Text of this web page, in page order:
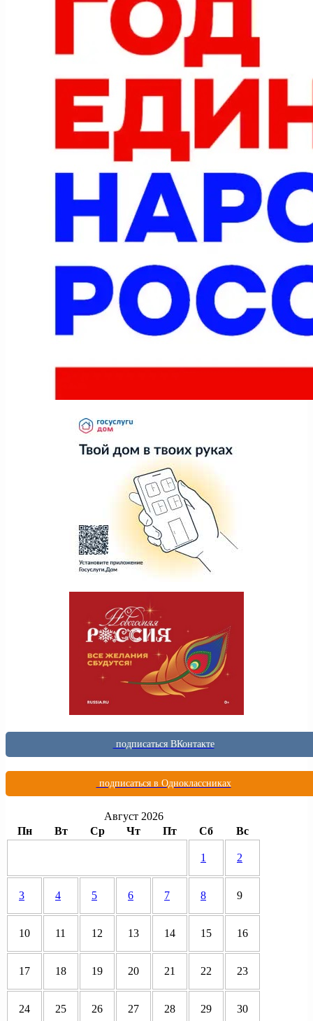
подписаться ВКонтакте
подписаться в Одноклассниках
Август 2026
Пн
Вт Ср Чт Пт Сб Вс
1 2
3 4 5 6 7 8 9
10 11 12 13 14 15 16
17 18 19 20 21 22 23
24 25 26 27 28 29 30